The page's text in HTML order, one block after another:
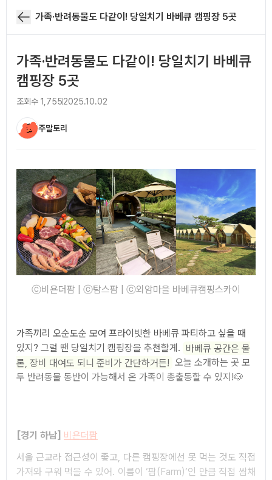
가족·반려동물도 다같이! 당일치기 바베큐 캠핑장 5곳
가족·반려동물도 다같이! 당일치기 바베큐
캠핑장 5곳
조회수 1,7552025.10.02
주말토리
아티클 본문
ⓒ비욘더팜 | ⓒ탐스팜 | ⓒ외암마을 바베큐캠핑스카이
가족끼리 오순도순 모여 프라이빗한 바베큐 파티하고 싶을 때
있지? 그럴 땐 당일치기 캠핑장을 추천할게. 바베큐 공간은 물
론, 장비 대여도 되니 준비가 간단하거든! 오늘 소개하는 곳 모
두 반려동물 동반이 가능해서 온 가족이 총출동할 수 있지!🐶
[경기 하남] 비욘더팜
서울 근교라 접근성이 좋고, 다른 캠핑장에선 못 먹는 것도 직접
가져와 구워 먹을 수 있어. 이름이 ‘팜(Farm)’인 만큼 직접 쌈채